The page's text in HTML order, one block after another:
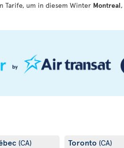
Tarife, um in diesem Winter Montreal,
(CA) Toronto (CA)